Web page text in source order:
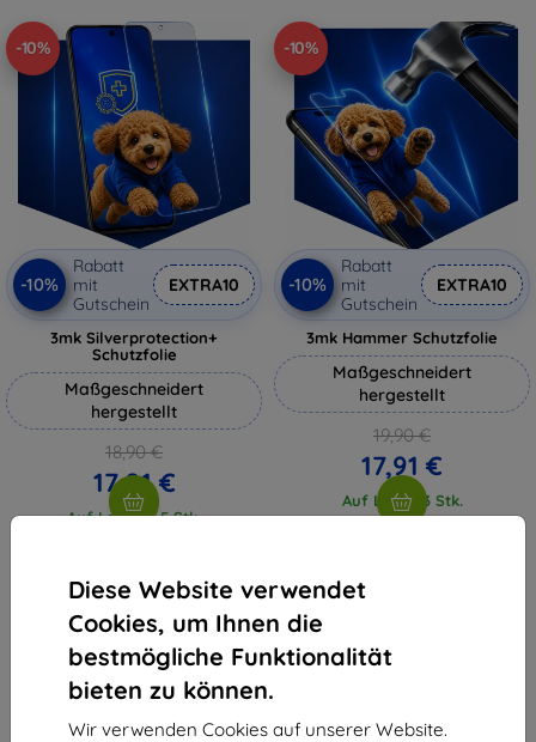
Diese Website verwendet
Cookies, um Ihnen die
bestmögliche Funktionalität
bieten zu können.
Wir verwenden Cookies auf unserer Website.
-10%
-10%
Rabatt
mit
Gutschein
EXTRA10
3mk Silverprotection+
Schutzfolie
Maßgeschneidert
hergestellt
18,90 €
17,01 €
Auf Lager > 5 Stk.
-10%
-10%
Rabatt
mit
Gutschein
EXTRA10
3mk Hammer Schutzfolie
Maßgeschneidert
hergestellt
19,90 €
17,91 €
Auf Lager 3 Stk.
vom ganzen